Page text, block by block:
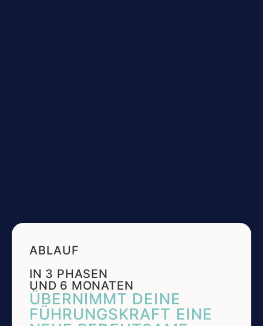
ABLAUF
IN 3 PHASEN
UND 6 MONATEN
ÜBERNIMMT DEINE
FÜHRUNGSKRAFT EINE